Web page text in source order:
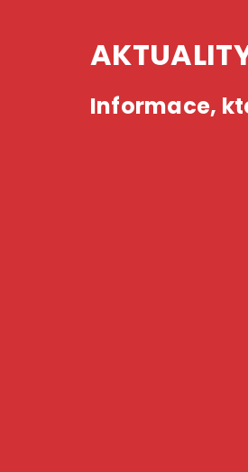
Informace,